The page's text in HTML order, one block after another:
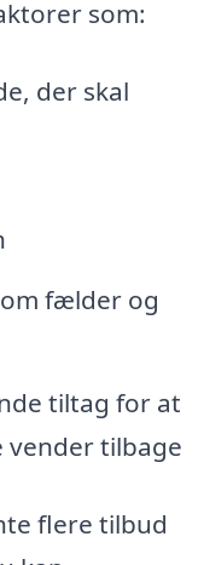
som:
der skal
fælder og
tiltag for at
vender tilbage
flere tilbud